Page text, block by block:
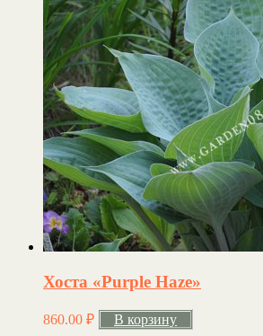
Хоста «Purple Haze»
860.00 ₽ В корзину